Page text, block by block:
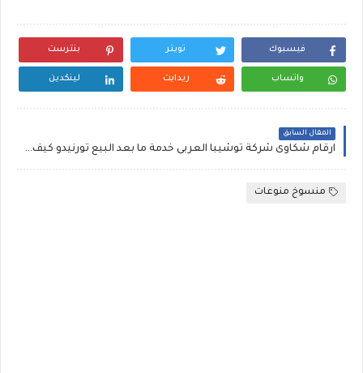
فيسبوك تويتر بنترست
واتساب ريدايت لينكدين
المقال السابق
ارقام شكاوى شركة توشيبا العربى خدمة ما بعد البيع تورنيدو كيف التعمل مع غسالات توشيبا
منسوخ منوعات